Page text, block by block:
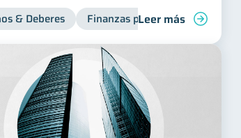
& Deberes Finanzas personales
Leer más